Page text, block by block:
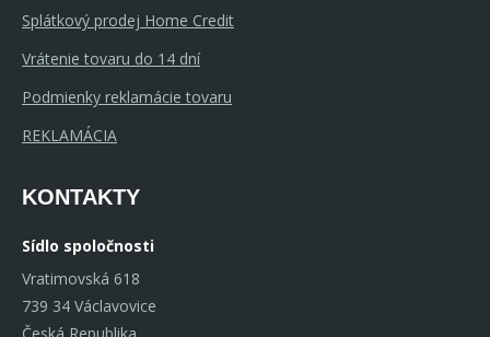
Splátkový prodej Home Credit
Vrátenie tovaru do 14 dní
Podmienky reklamácie tovaru
REKLAMÁCIA
KONTAKTY
Sídlo spoločnosti
Vratimovská 618
739 34 Václavovice